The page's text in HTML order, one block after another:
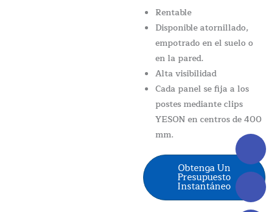
Rentable
Disponible atornillado,
empotrado en el suelo o
en la pared.
Alta visibilidad
Cada panel se fija a los
postes mediante clips
YESON en centros de 400
mm.
Obtenga Un
Presupuesto
Instantáneo